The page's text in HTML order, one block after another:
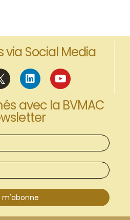
via Social Media
avec la BVMAC
m'abonne